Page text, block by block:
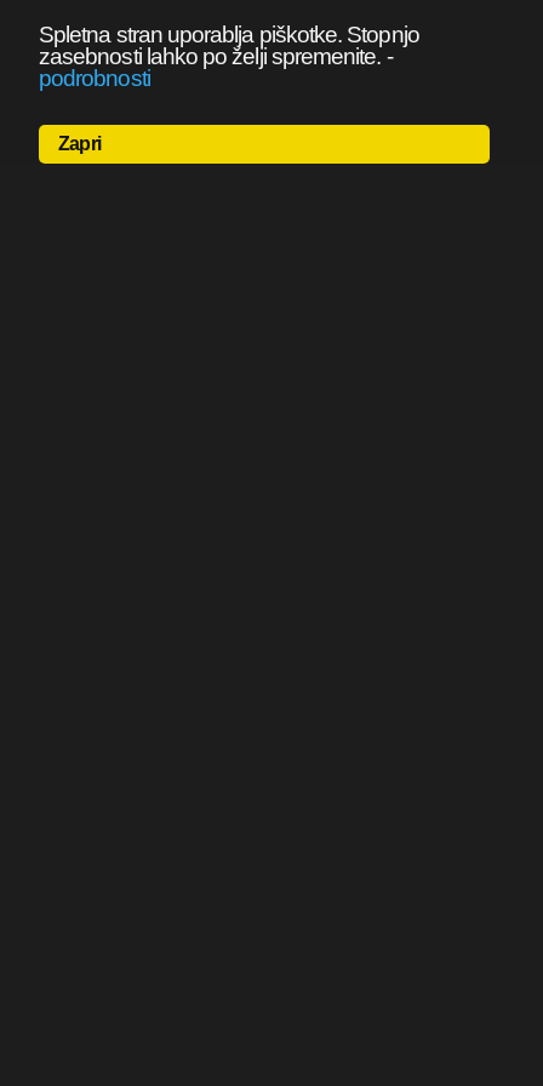
Spletna stran uporablja piškotke. Stopnjo
zasebnosti lahko po želji spremenite. -
podrobnosti
Zapri